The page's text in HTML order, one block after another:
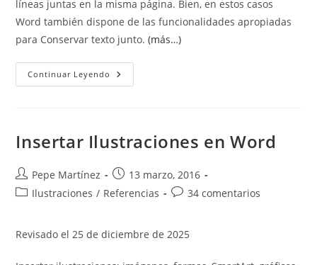
líneas juntas en la misma página. Bien, en estos casos
Word también dispone de las funcionalidades apropiadas
para Conservar texto junto.(más…)
Continuar Leyendo Conservar
Texto
And
Lines
Insertar Ilustraciones en Word
Autor
de
Pepe Martínez
Publicación
de
13 marzo, 2016
Categoría
entrada:
Ilustraciones / Referencias
Comentarios
entrada:
34 comentarios
Revisado el 25 de diciembre de 2025